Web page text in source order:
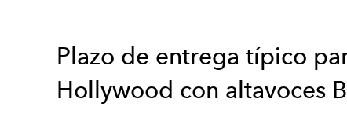
Plazo de entrega típico
Hollywood con altavoces